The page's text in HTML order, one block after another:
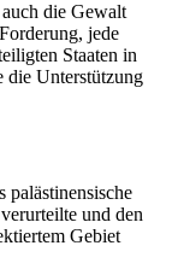
die Gewalt
jede
Staaten in
die Unterstützung
palästinensische
und den
Gebiet